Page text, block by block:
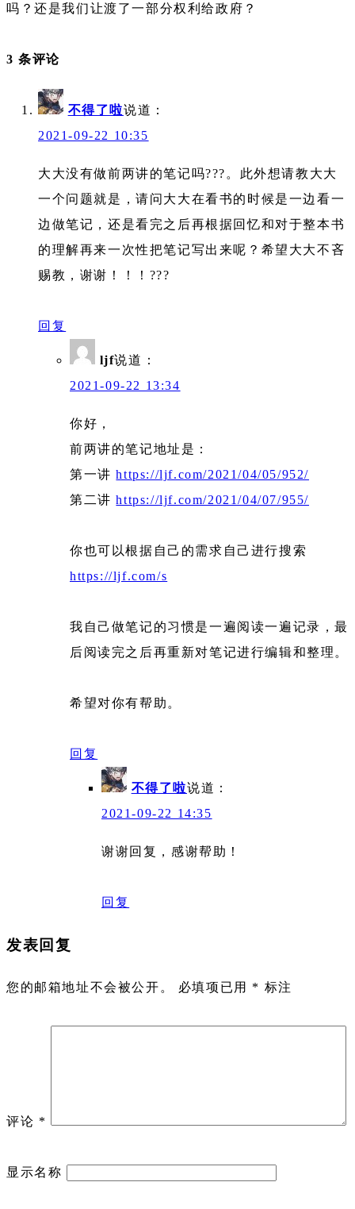
吗？还是我们让渡了一部分权利给政府？
3 条评论
不得了啦说道：
2021-09-22 10:35
大大没有做前两讲的笔记吗???。此外想请教大大
一个问题就是，请问大大在看书的时候是一边看一
边做笔记，还是看完之后再根据回忆和对于整本书
的理解再来一次性把笔记写出来呢？希望大大不吝
赐教，谢谢！！！???
回复
ljf说道：
2021-09-22 13:34
你好，
前两讲的笔记地址是：
第一讲https://ljf.com/2021/04/05/952/
第二讲https://ljf.com/2021/04/07/955/
你也可以根据自己的需求自己进行搜索
https://ljf.com/s
我自己做笔记的习惯是一遍阅读一遍记录，最
后阅读完之后再重新对笔记进行编辑和整理。
希望对你有帮助。
回复
不得了啦说道：
2021-09-22 14:35
谢谢回复，感谢帮助！
回复
发表回复
您的邮箱地址不会被公开。 必填项已用 * 标注
评论 *
显示名称